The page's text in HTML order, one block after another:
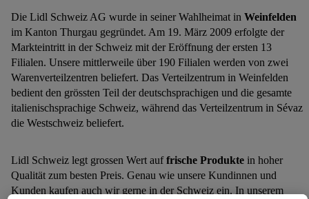
Die Lidl Schweiz AG wurde in seiner Wahlheimat in Weinfelden
im Kanton Thurgau gegründet. Am 19. März 2009 erfolgte der
Markteintritt in der Schweiz mit der Eröffnung der ersten 13
Filialen. Unsere mittlerweile über 190 Filialen werden von zwei
Warenverteilzentren beliefert. Das Verteilzentrum in Weinfelden
bedient den grössten Teil der deutschsprachigen und die gesamte
italienischsprachige Schweiz, während das Verteilzentrum in Sévaz
die Westschweiz beliefert.
Lidl Schweiz legt grossen Wert auffrische Produkte in hoher
Qualität zum besten Preis. Genau wie unsere Kundinnen und
Kunden kaufen auch wir gerne in der Schweiz ein. In unserem